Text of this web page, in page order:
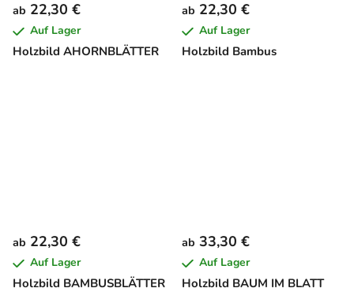
Holzbild AHORNBLÄTTER
ab 22,30 €
Auf Lager
Holzbild Bambus
ab 22,30 €
Auf Lager
Holzbild BAMBUSBLÄTTER
ab 22,30 €
Auf Lager
Holzbild BAUM IM BLATT
ab 33,30 €
Auf Lager